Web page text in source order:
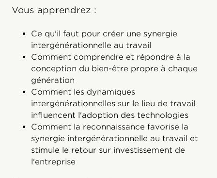
Vous apprendrez :
Ce qu'il faut pour créer une synergie
intergénérationnelle au travail
Comment comprendre et répondre à la
conception du bien-être propre à chaque
génération
Comment les dynamiques
intergénérationnelles sur le lieu de travail
influencent l'adoption des technologies
Comment la reconnaissance favorise la
synergie intergénérationnelle au travail et
stimule le retour sur investissement de
l'entreprise